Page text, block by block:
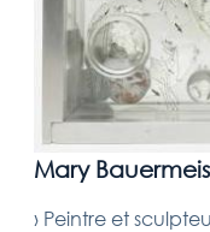
Mary
› Peintre et